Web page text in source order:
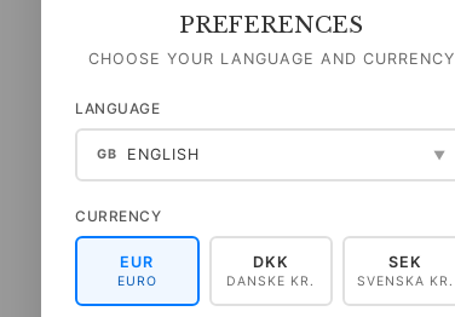
PREFERENCES
CHOOSE YOUR LANGUAGE AND CURRENCY
LANGUAGE
GB ENGLISH ▼
CURRENCY
EUR
EURO
DKK
DANSKE KR.
SEK
SVENSKA KR.